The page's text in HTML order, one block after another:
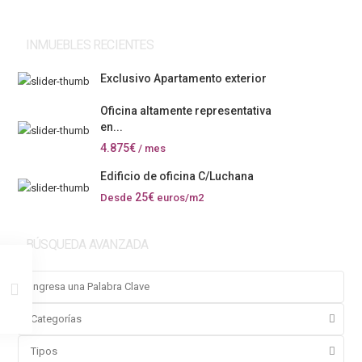
INMUEBLES RECIENTES
Exclusivo Apartamento exterior
Oficina altamente representativa
en...
4.875€ / mes
Edificio de oficina C/Luchana
Desde 25€ euros/m2
BÚSQUEDA AVANZADA
Categorías
Tipos